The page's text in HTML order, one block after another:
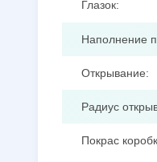
Глазок:
Наполнение
Открывание:
Радиус
Покрас